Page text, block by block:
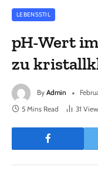
LEBENSSTIL
pH-Wert
zu
By Admin
5 Mins Read
31